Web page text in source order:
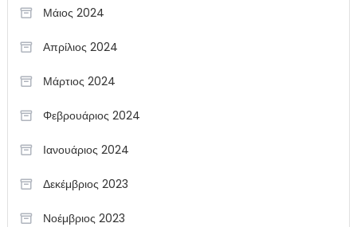
Μάιος 2024
Απρίλιος 2024
Μάρτιος 2024
Φεβρουάριος 2024
Ιανουάριος 2024
Δεκέμβριος 2023
Νοέμβριος 2023